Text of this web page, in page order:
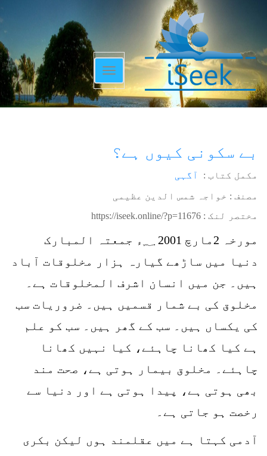
Toggle
navigation
بے سکونی کیوں ہے؟
مکمل کتاب : آگہی
مصنف : خواجہ شمس الدین عظیمی
مختصر لنک : https://iseek.online/?p=11676
مورخہ 2مارچ 2001 ؁ء جمعتہ المبارک
دنیا میں ساڑھے گیارہ ہزار مخلوقات آباد
ہیں۔ جن میں انسان اشرف المخلوقات ہے۔
مخلوق کی بے شمار قسمیں ہیں۔ ضروریات سب
کی یکساں ہیں۔ سب کے گھر ہیں۔ سب کو علم
ہے کیا کھانا چاہئے، کیا نہیں کھانا
چاہئے۔ مخلوق بیمار ہوتی ہے، صحت مند
بھی ہوتی ہے، پیدا ہوتی ہے اور دنیا سے
رخصت ہو جاتی ہے۔
آدمی کہتا ہے میں عقلمند ہوں لیکن بکری